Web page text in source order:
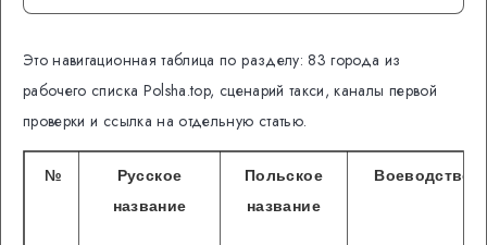
Это навигационная таблица по разделу: 83 города из
рабочего списка Polsha.top, сценарий такси, каналы первой
проверки и ссылка на отдельную статью.
№
Русское
название
Польское
название
Воеводство